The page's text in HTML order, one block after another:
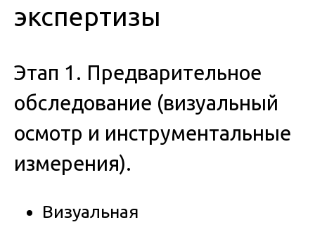
экспертизы
Этап 1. Предварительное
обследование (визуальный
осмотр и инструментальные
измерения).
Визуальная